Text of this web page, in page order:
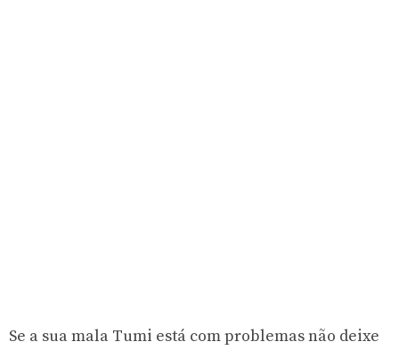
Se a sua mala Tumi está com problemas não deixe